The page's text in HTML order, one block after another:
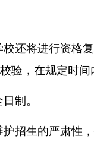
还将进行资格
验，在规定时
制。
招生的严肃性，